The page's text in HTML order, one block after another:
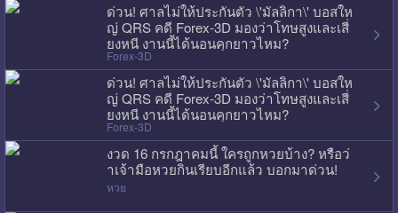
ด่วน! ศาลไม่ให้ประกันตัว \'มัลลิกา\' บอสให
ญ่ QRS คดี Forex-3D มองว่าโทษสูงและเสี่
ยงหนี งานนี้ได้นอนคุกยาวไหม?
Forex-3D
ด่วน! ศาลไม่ให้ประกันตัว \'มัลลิกา\' บอสให
ญ่ QRS คดี Forex-3D มองว่าโทษสูงและเสี่
ยงหนี งานนี้ได้นอนคุกยาวไหม?
Forex-3D
งวด 16 กรกฎาคมนี้ ใครถูกหวยบ้าง? หรือว่
าเจ้ามือหวยกินเรียบอีกแล้ว บอกมาด่วน!
หวย